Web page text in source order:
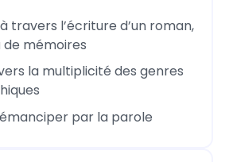
travers l’écriture d’un roman,
de mémoires
la multiplicité des genres
par la parole